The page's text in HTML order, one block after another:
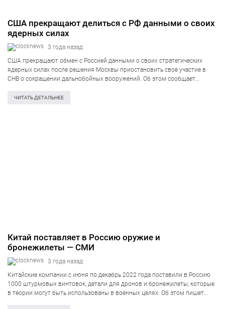
США прекращают делиться с РФ данными о своих
ядерных силах
3 года назад
США прекращают обмен с Россией данными о своих стратегических
ядерных силах после решения Москвы приостановить своё участие в
СНВ о сокращении дальнобойных вооружений. Об этом сообщает
Белый дом направил в Кремль послание,…
ЧИТАТЬ ДЕТАЛЬНЕЕ
Китай поставляет в Россию оружие и
бронежилеты — СМИ
3 года назад
Китайские компании с июня по декабрь 2022 года поставили в Россию
1000 штурмовых винтовок, детали для дронов и бронежилеты, которые
в теории могут быть использованы в военных целях. Об этом пишет